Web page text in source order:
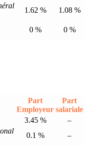
1.62 %
1.08 %
0 % 0 %
Part
Employeur
Part
salariale
3.45 %
–
0.1 % –